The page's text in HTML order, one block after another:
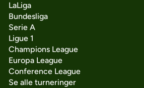
LaLiga
Bundesliga
Serie A
Ligue 1
Champions League
Europa League
Conference League
Se alle turneringer